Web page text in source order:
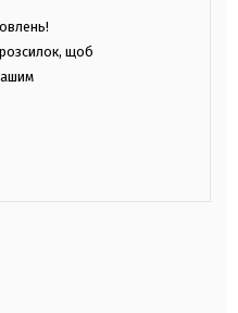
щоб